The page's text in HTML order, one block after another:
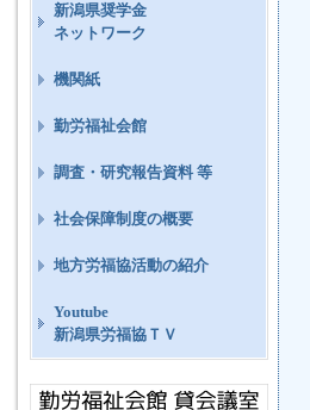
新潟県奨学金
ネットワーク
機関紙
勤労福祉会館
調査・研究報告資料 等
社会保障制度の概要
地方労福協活動の紹介
Youtube
新潟県労福協ＴＶ